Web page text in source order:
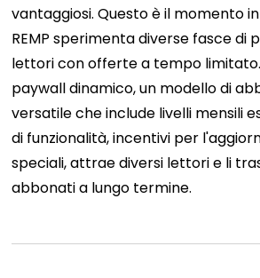
vantaggiosi. Questo è il momento
REMP sperimenta diverse fasce di
lettori con offerte a tempo
paywall dinamico, un modello di
versatile che include livelli mensili
di funzionalità, incentivi per
speciali, attrae diversi lettori e li
abbonati a lungo termine.